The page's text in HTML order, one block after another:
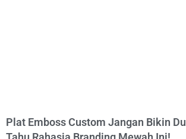
Plat Emboss Custom Jangan Bikin